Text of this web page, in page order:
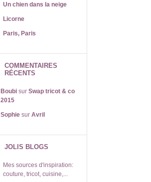
Un chien dans la neige
Licorne
Paris, Paris
COMMENTAIRES
RÉCENTS
Boubi sur Swap tricot & co
2015
Sophie sur Avril
JOLIS BLOGS
Mes sources d'inspiration:
couture, tricot, cuisine,...